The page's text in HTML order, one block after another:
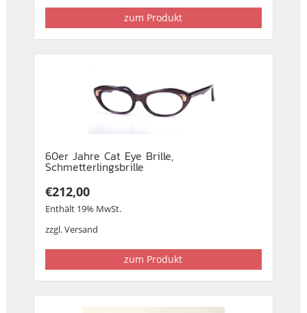
zum Produkt
60er Jahre Cat Eye Brille,
Schmetterlingsbrille
€212,00
Enthält 19% MwSt.
zzgl.Versand
zum Produkt